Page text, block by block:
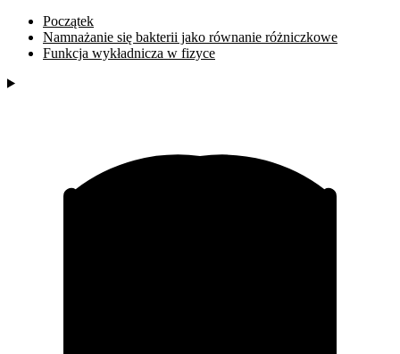
Początek
Namnażanie się bakterii jako równanie różniczkowe
Funkcja wykładnicza w fizyce